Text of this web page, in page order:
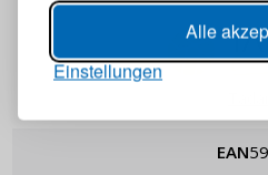
Alle
Einstellungen
EAN
Passwort